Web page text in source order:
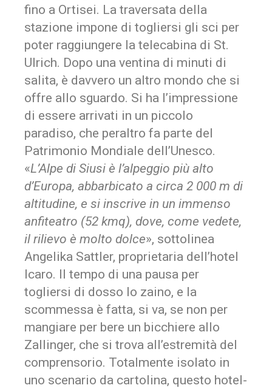
fino a Ortisei. La traversata della
stazione impone di togliersi gli sci per
poter raggiungere la telecabina di St.
Ulrich. Dopo una ventina di minuti di
salita, è davvero un altro mondo che si
offre allo sguardo. Si ha l’impressione
di essere arrivati in un piccolo
paradiso, che peraltro fa parte del
Patrimonio Mondiale dell’Unesco.
«L’Alpe di Siusi è l’alpeggio più alto
d’Europa, abbarbicato a circa 2 000 m di
altitudine, e si inscrive in un immenso
anfiteatro (52 kmq), dove, come vedete,
il rilievo è molto dolce», sottolinea
Angelika Sattler, proprietaria dell’hotel
Icaro. Il tempo di una pausa per
togliersi di dosso lo zaino, e la
scommessa è fatta, si va, se non per
mangiare per bere un bicchiere allo
Zallinger, che si trova all’estremità del
comprensorio. Totalmente isolato in
uno scenario da cartolina, questo hotel-